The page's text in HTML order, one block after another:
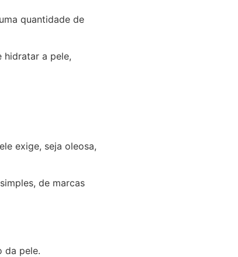
quantidade de
hidratar a pele,
exige, seja oleosa,
de marcas
da pele.